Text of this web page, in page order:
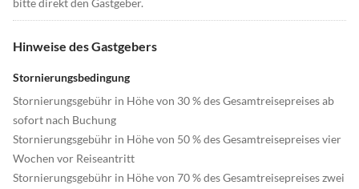
bitte direkt den Gastgeber.
Hinweise des Gastgebers
Stornierungsbedingung
Stornierungsgebühr in Höhe von 30 % des Gesamtreisepreises ab
sofort nach Buchung
Stornierungsgebühr in Höhe von 50 % des Gesamtreisepreises vier
Wochen vor Reiseantritt
Stornierungsgebühr in Höhe von 70 % des Gesamtreisepreises zwei